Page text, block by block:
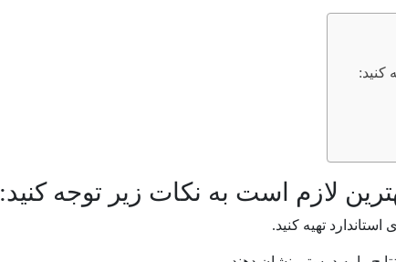
کنید:
لازم است به نکات زیر توجه کنید: